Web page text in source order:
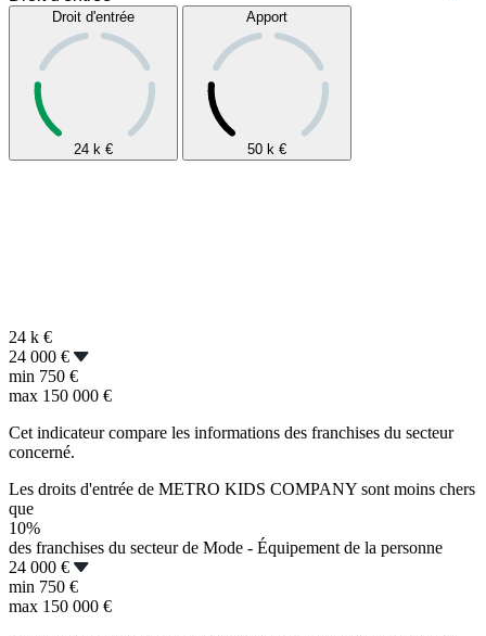
Droit d'entrée
24 k €
Apport
50 k €
24 k €
24 000 €
min 750 €
max 150 000 €
Cet indicateur compare les informations des franchises du secteur
concerné.
Les droits d'entrée de METRO KIDS COMPANY sont moins chers
que
10%
des franchises du secteur de Mode - Équipement de la personne
24 000 €
min 750 €
max 150 000 €